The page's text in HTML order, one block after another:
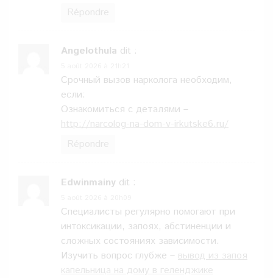
Angelothula dit :
Срочный вызов нарколога необходим,
если:
Ознакомиться с деталями –
http://narcolog-na-dom-v-irkutske6.ru/
Edwinmainy dit :
Специалисты регулярно помогают при
интоксикации, запоях, абстиненции и
сложных состояниях зависимости.
Изучить вопрос глубже – вывод из запоя
капельница на дому в геленджике